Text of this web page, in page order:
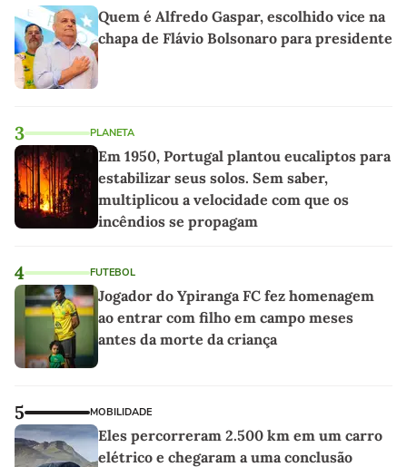
Quem é Alfredo Gaspar, escolhido vice na
chapa de Flávio Bolsonaro para presidente
3 PLANETA
Em 1950, Portugal plantou eucaliptos para
estabilizar seus solos. Sem saber,
multiplicou a velocidade com que os
incêndios se propagam
4 FUTEBOL
Jogador do Ypiranga FC fez homenagem
ao entrar com filho em campo meses
antes da morte da criança
5 MOBILIDADE
Eles percorreram 2.500 km em um carro
elétrico e chegaram a uma conclusão